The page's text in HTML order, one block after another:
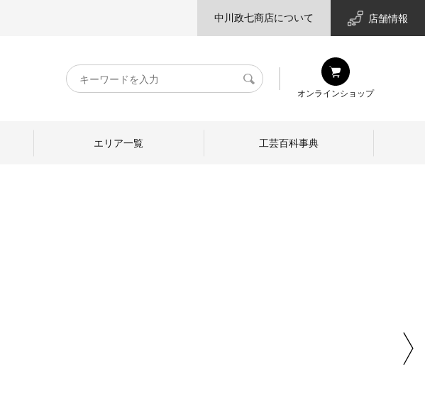
中川政七商店について 店舗情報
キ
ー
検
オンラインショップ
エリア一覧 工芸百科事典